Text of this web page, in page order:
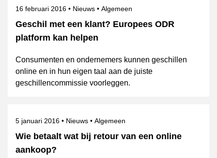
Geschil met een klant? Europees ODR
platform kan helpen
Gepubliceerd op
16 februari 2016 Categorie
Nieuws Onderwerpen
Algemeen
Consumenten en ondernemers kunnen geschillen
online en in hun eigen taal aan de juiste
geschillencommissie voorleggen.
Wie betaalt wat bij retour van een online
aankoop?
Gepubliceerd op
5 januari 2016 Categorie
Nieuws Onderwerpen
Algemeen